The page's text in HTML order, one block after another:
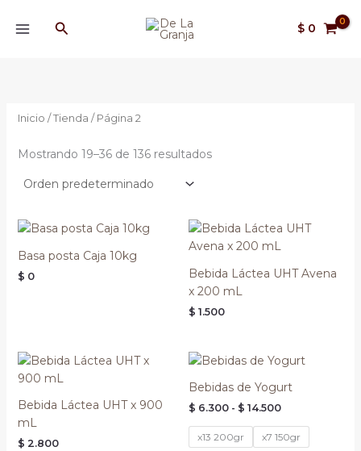
Buscar $ 0
Inicio /Tienda / Página 2
Mostrando 19–36 de 136 resultados
Basa posta Caja 10kg
$ 0
Bebida Láctea UHT Avena
x 200 mL
$ 1.500
Bebida Láctea UHT x 900
mL
$ 2.800
Bebidas de Yogurt
$ 6.300 - $ 14.500
Rango
de
precios:
$ 6.300
$ 14.500
x13 200gr x7 150gr